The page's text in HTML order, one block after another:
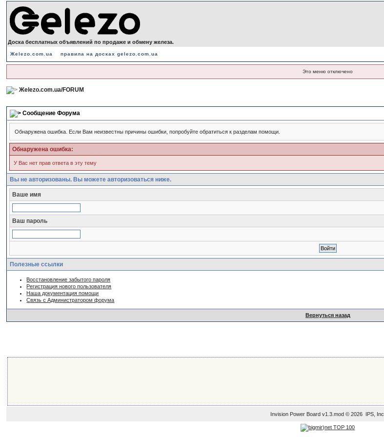
Доска бесплатных объявлений по продаже и обмену железа.
Жelezo.com.ua правила на досках gelezo.com.ua
Это меню отключено
Жelezo.com.ua/FORUM
Сообщение Форума
Обнаружена ошибка. Если Вам неизвестны причины ошибки, попробуйте обратиться к разделам помощи.
Обнаружена ошибка:
У Вас нет прав ответа в эту тему
Вы не авторизованы. Вы можете авторизоваться ниже.
Ваше имя
Ваш пароль
Полезные ссылки
Восстановление забытого пароля
Регистрация нового пользователя
Наша документация помощи
Связь с Администратором форума
Вернуться назад
Invision Power Boardv1.3.mod © 2026 IPS, Inc.